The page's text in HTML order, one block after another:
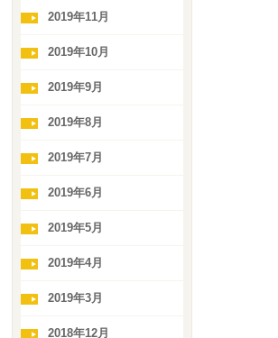
2019年11月
2019年10月
2019年9月
2019年8月
2019年7月
2019年6月
2019年5月
2019年4月
2019年3月
2018年12月